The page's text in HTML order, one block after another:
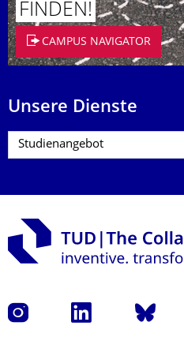
FINDEN!
CAMPUS NAVIGATOR
Unsere Dienste
Instagram LinkedIn Bluesky